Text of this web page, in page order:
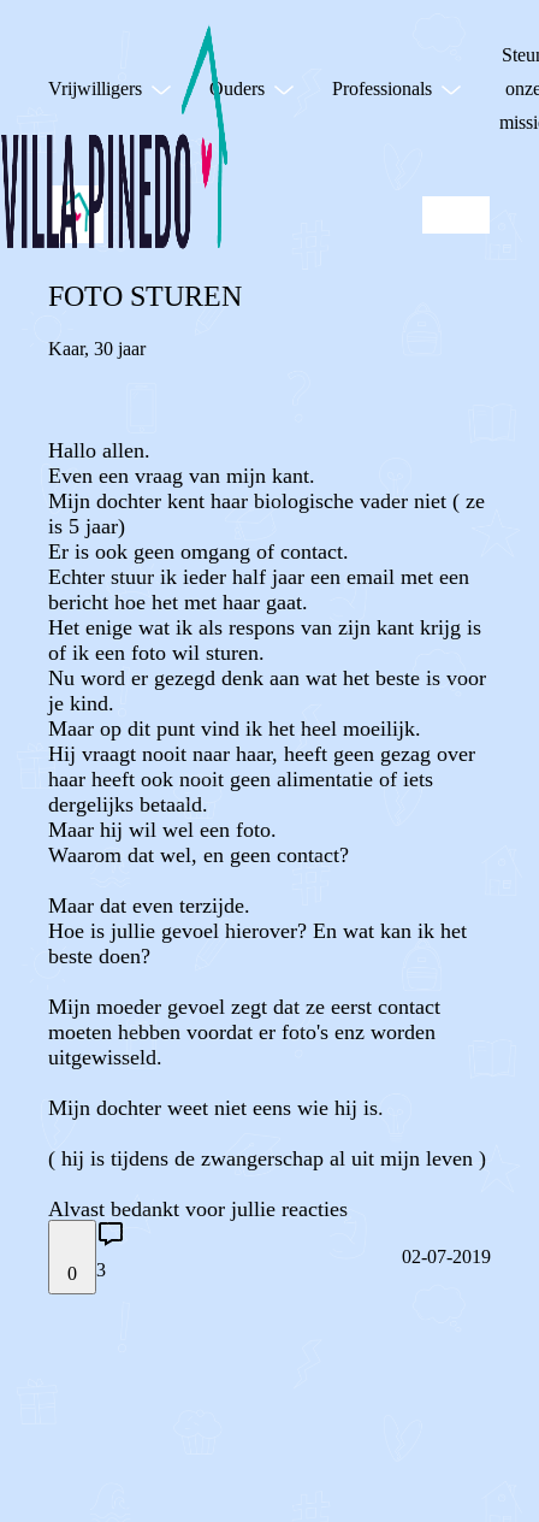
Vrijwilligers Ouders Professionals
FOTO STUREN
Kaar, 30 jaar
Hallo allen.
Even een vraag van mijn kant.
Mijn dochter kent haar biologische vader niet ( ze
is 5 jaar)
Er is ook geen omgang of contact.
Echter stuur ik ieder half jaar een email met een
bericht hoe het met haar gaat.
Het enige wat ik als respons van zijn kant krijg is
of ik een foto wil sturen.
Nu word er gezegd denk aan wat het beste is voor
je kind.
Maar op dit punt vind ik het heel moeilijk.
Hij vraagt nooit naar haar, heeft geen gezag over
haar heeft ook nooit geen alimentatie of iets
dergelijks betaald.
Maar hij wil wel een foto.
Waarom dat wel, en geen contact?
Maar dat even terzijde.
Hoe is jullie gevoel hierover? En wat kan ik het
beste doen?
Mijn moeder gevoel zegt dat ze eerst contact
moeten hebben voordat er foto's enz worden
uitgewisseld.
Mijn dochter weet niet eens wie hij is.
( hij is tijdens de zwangerschap al uit mijn leven )
Alvast bedankt voor jullie reacties
0 3
02-07-2019